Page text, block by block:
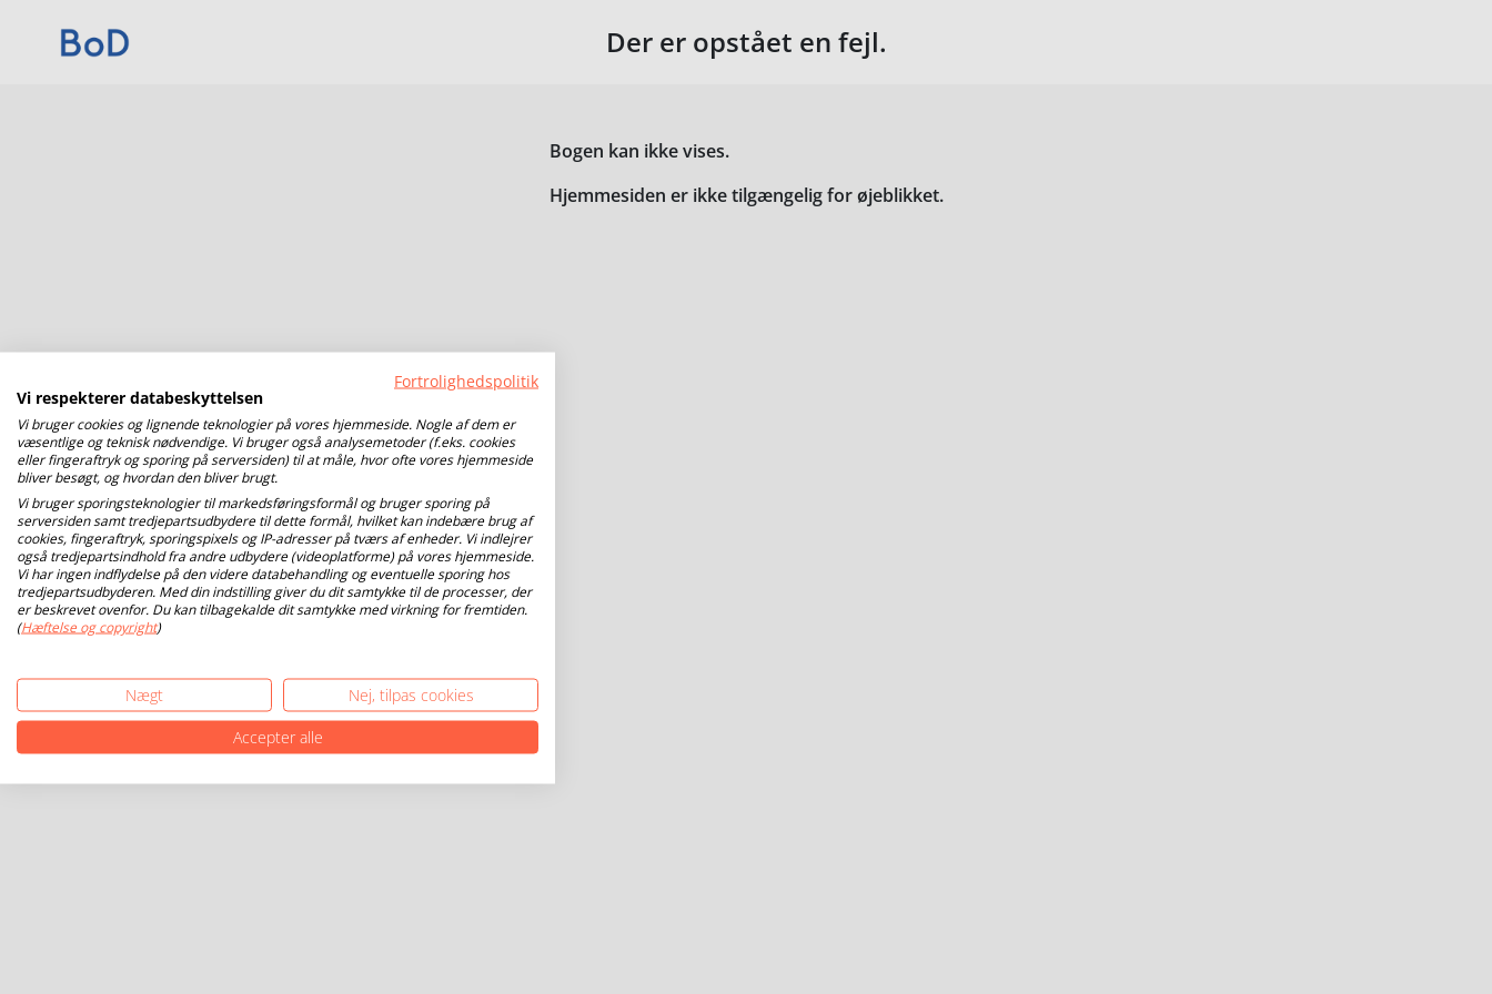
Der er opstået en fejl.
Bogen kan ikke vises.
Hjemmesiden er ikke tilgængelig for øjeblikket.
Fortrolighedspolitik
Vi respekterer databeskyttelsen
Vi bruger cookies og lignende teknologier på vores hjemmeside. Nogle af dem er
væsentlige og teknisk nødvendige. Vi bruger også analysemetoder (f.eks. cookies
eller fingeraftryk og sporing på serversiden) til at måle, hvor ofte vores hjemmeside
bliver besøgt, og hvordan den bliver brugt.
Vi bruger sporingsteknologier til markedsføringsformål og bruger sporing på
serversiden samt tredjepartsudbydere til dette formål, hvilket kan indebære brug af
cookies, fingeraftryk, sporingspixels og IP-adresser på tværs af enheder. Vi indlejrer
også tredjepartsindhold fra andre udbydere (videoplatforme) på vores hjemmeside.
Vi har ingen indflydelse på den videre databehandling og eventuelle sporing hos
tredjepartsudbyderen. Med din indstilling giver du dit samtykke til de processer, der
er beskrevet ovenfor. Du kan tilbagekalde dit samtykke med virkning for fremtiden.
(Hæftelse og copyright)
Nægt
Nej, tilpas cookies
Accepter alle